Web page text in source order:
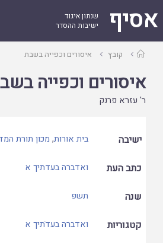
אסיף
שנתון איגוד
ישיבות ההסדר
עמודקובץ איסורים וכפייה בשבת
איסורים וכפייה
ר' עזרא פרנק
ישיבה בית אורות, מכון תורת
כתב העת ואדברה בעדתיך א
שנה תשפ
קטגוריות ואדברה בעדֹתיך א